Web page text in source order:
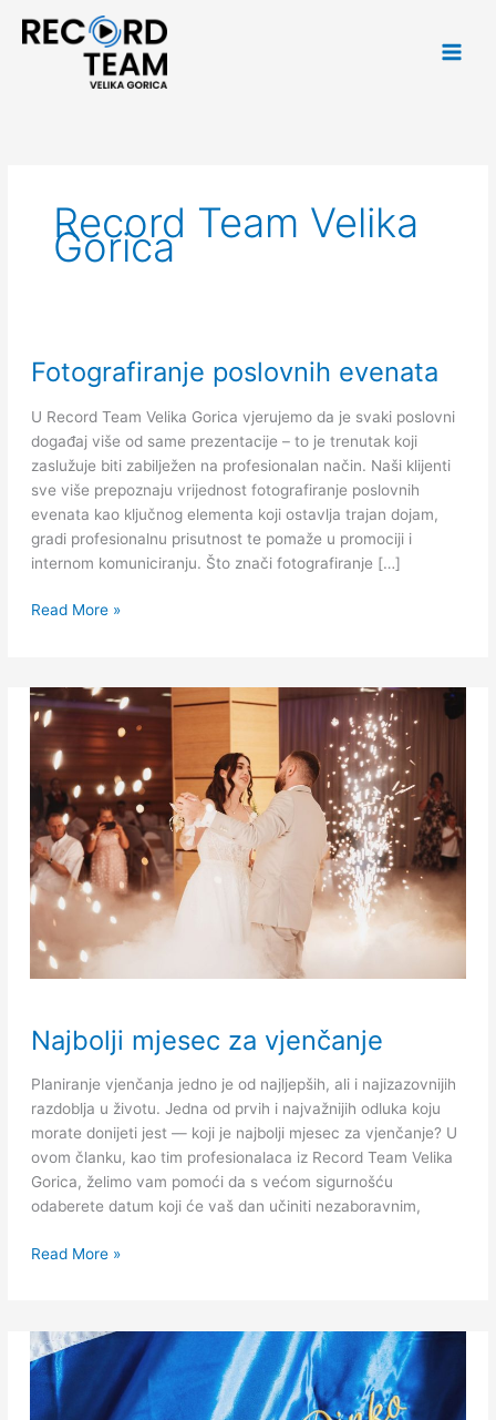
Record Team Velika
Gorica
Fotografiranje poslovnih evenata
U Record Team Velika Gorica vjerujemo da je svaki poslovni
događaj više od same prezentacije – to je trenutak koji
zaslužuje biti zabilježen na profesionalan način. Naši klijenti
sve više prepoznaju vrijednost fotografiranje poslovnih
evenata kao ključnog elementa koji ostavlja trajan dojam,
gradi profesionalnu prisutnost te pomaže u promociji i
internom komuniciranju. Što znači fotografiranje […]
poslovnih
Read More »
Najbolji mjesec za vjenčanje
Planiranje vjenčanja jedno je od najljepših, ali i najizazovnijih
razdoblja u životu. Jedna od prvih i najvažnijih odluka koju
morate donijeti jest — koji je najbolji mjesec za vjenčanje? U
ovom članku, kao tim profesionalaca iz Record Team Velika
Gorica, želimo vam pomoći da s većom sigurnošću
odaberete datum koji će vaš dan učiniti nezaboravnim,
mjesec
vjenčanje
Read More »